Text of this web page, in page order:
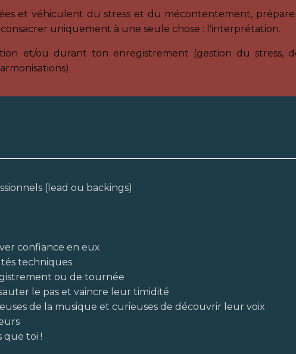
et véhiculent du stress et du mécontentement,
uniquement à une seule chose : l'interprétation.
et/ou durant ton enregistrement (gestion du stress,
(lead ou backings)
confiance en eux
techniques
ou de tournée
le pas et vaincre leur timidité
de la musique et curieuses de découvrir leur voix
que toi !